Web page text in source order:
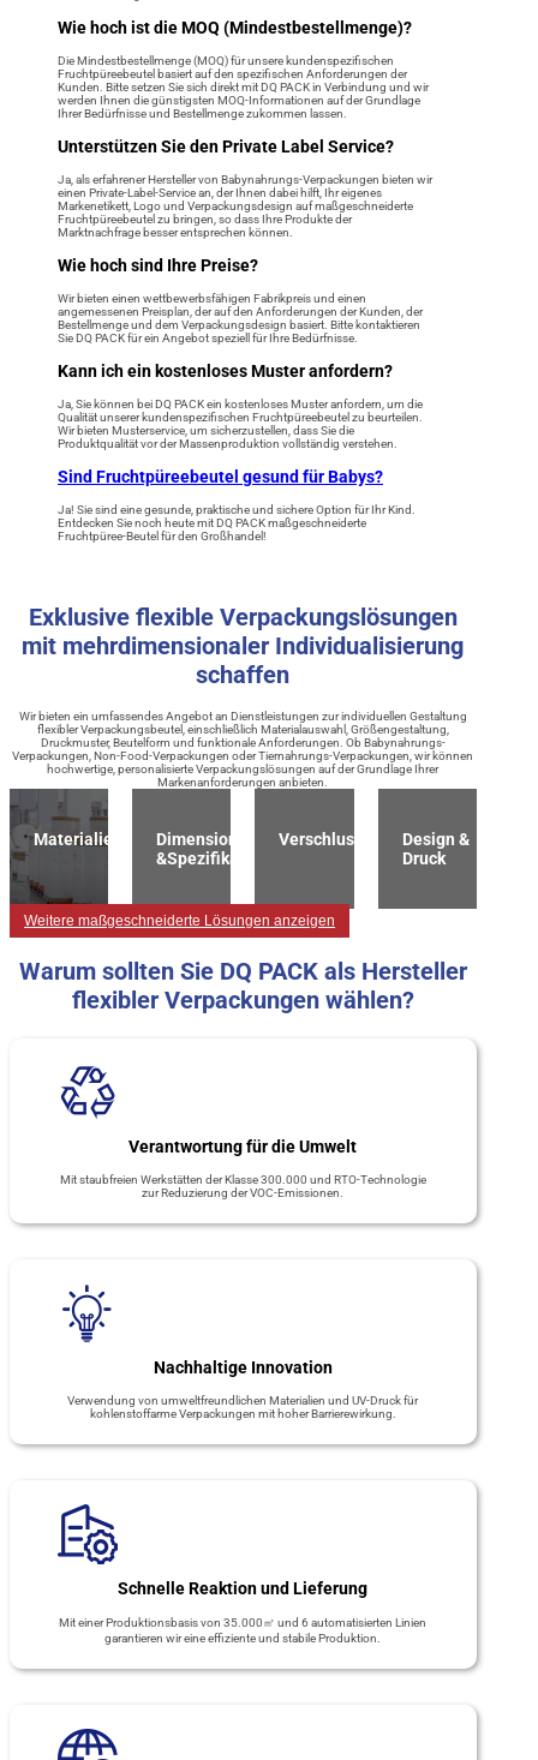
Wie hoch ist die MOQ (Mindestbestellmenge)?
Die Mindestbestellmenge (MOQ) für unsere kundenspezifischen
Fruchtpüreebeutel basiert auf den spezifischen Anforderungen der
Kunden. Bitte setzen Sie sich direkt mit DQ PACK in Verbindung und wir
werden Ihnen die günstigsten MOQ-Informationen auf der Grundlage
Ihrer Bedürfnisse und Bestellmenge zukommen lassen.
Unterstützen Sie den Private Label Service?
Ja, als erfahrener Hersteller von Babynahrungs-Verpackungen bieten wir
einen Private-Label-Service an, der Ihnen dabei hilft, Ihr eigenes
Markenetikett, Logo und Verpackungsdesign auf maßgeschneiderte
Fruchtpüreebeutel zu bringen, so dass Ihre Produkte der
Marktnachfrage besser entsprechen können.
Wie hoch sind Ihre Preise?
Wir bieten einen wettbewerbsfähigen Fabrikpreis und einen
angemessenen Preisplan, der auf den Anforderungen der Kunden, der
Bestellmenge und dem Verpackungsdesign basiert. Bitte kontaktieren
Sie DQ PACK für ein Angebot speziell für Ihre Bedürfnisse.
Kann ich ein kostenloses Muster anfordern?
Ja, Sie können bei DQ PACK ein kostenloses Muster anfordern, um die
Qualität unserer kundenspezifischen Fruchtpüreebeutel zu beurteilen.
Wir bieten Musterservice, um sicherzustellen, dass Sie die
Produktqualität vor der Massenproduktion vollständig verstehen.
Sind Fruchtpüreebeutel gesund für Babys?
Ja! Sie sind eine gesunde, praktische und sichere Option für Ihr Kind.
Entdecken Sie noch heute mit DQ PACK maßgeschneiderte
Fruchtpüree-Beutel für den Großhandel!
Exklusive flexible Verpackungslösungen
mit mehrdimensionaler Individualisierung
schaffen
Wir bieten ein umfassendes Angebot an Dienstleistungen zur individuellen Gestaltung
flexibler Verpackungsbeutel, einschließlich Materialauswahl, Größengestaltung,
Druckmuster, Beutelform und funktionale Anforderungen. Ob Babynahrungs-
Verpackungen, Non-Food-Verpackungen oder Tiernahrungs-Verpackungen, wir können
hochwertige, personalisierte Verpackungslösungen auf der Grundlage Ihrer
Markenanforderungen anbieten.
Materialien
Dimension
&Spezifikation
Verschlussart
Design &
Druck
Weitere maßgeschneiderte Lösungen anzeigen
Warum sollten Sie DQ PACK als Hersteller
flexibler Verpackungen wählen?
Verantwortung für die Umwelt
Mit staubfreien Werkstätten der Klasse 300.000 und RTO-Technologie
zur Reduzierung der VOC-Emissionen.
Nachhaltige Innovation
Verwendung von umweltfreundlichen Materialien und UV-Druck für
kohlenstoffarme Verpackungen mit hoher Barrierewirkung.
Schnelle Reaktion und Lieferung
Mit einer Produktionsbasis von 35.000㎡ und 6 automatisierten Linien
garantieren wir eine effiziente und stabile Produktion.